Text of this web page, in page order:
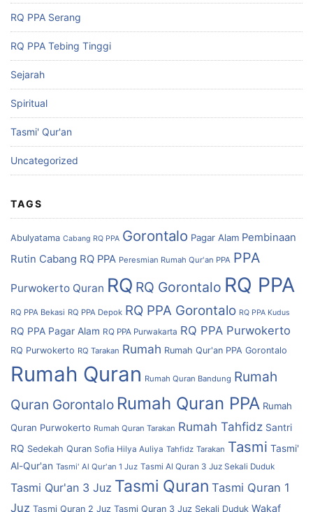
RQ PPA Serang
RQ PPA Tebing Tinggi
Sejarah
Spiritual
Tasmi' Qur'an
Uncategorized
TAGS
Abulyatama Cabang RQ PPA Gorontalo Pagar Alam Pembinaan
Rutin Cabang RQ PPA Peresmian Rumah Qur'an PPA PPA
Purwokerto Quran RQ RQ Gorontalo RQ PPA
RQ PPA Bekasi RQ PPA Depok RQ PPA Gorontalo RQ PPA Kudus
RQ PPA Pagar Alam RQ PPA Purwakarta RQ PPA Purwokerto
RQ Purwokerto RQ Tarakan Rumah Rumah Qur'an PPA Gorontalo
Rumah Quran Rumah Quran Bandung Rumah
Quran Gorontalo Rumah Quran PPA Rumah
Quran Purwokerto Rumah Quran Tarakan Rumah Tahfidz Santri
RQ Sedekah Quran Sofia Hilya Auliya Tahfidz Tarakan Tasmi Tasmi'
Al-Qur'an Tasmi' Al Qur'an 1 Juz Tasmi Al Quran 3 Juz Sekali Duduk
Tasmi Qur'an 3 Juz Tasmi Quran Tasmi Quran 1
Juz Tasmi Quran 2 Juz Tasmi Quran 3 Juz Sekali Duduk Wakaf